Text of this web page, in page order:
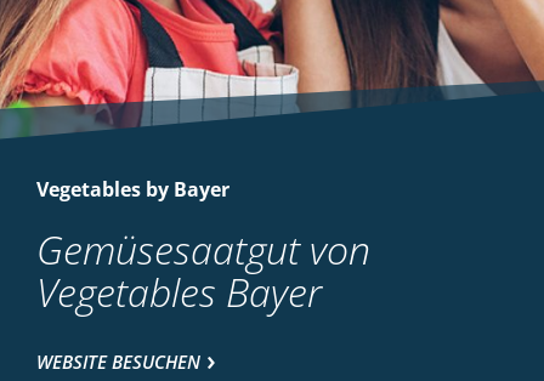
Vegetables by Bayer
Gemüsesaatgut von
Vegetables Bayer
WEBSITE BESUCHEN